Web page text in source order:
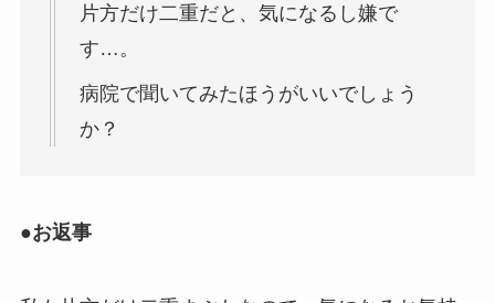
片方だけ二重だと、気になるし嫌で
す…。
病院で聞いてみたほうがいいでしょう
か？
●お返事